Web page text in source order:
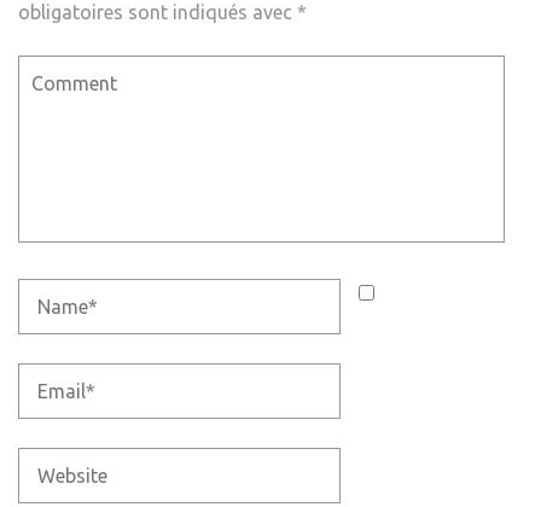
obligatoires sont indiqués avec *